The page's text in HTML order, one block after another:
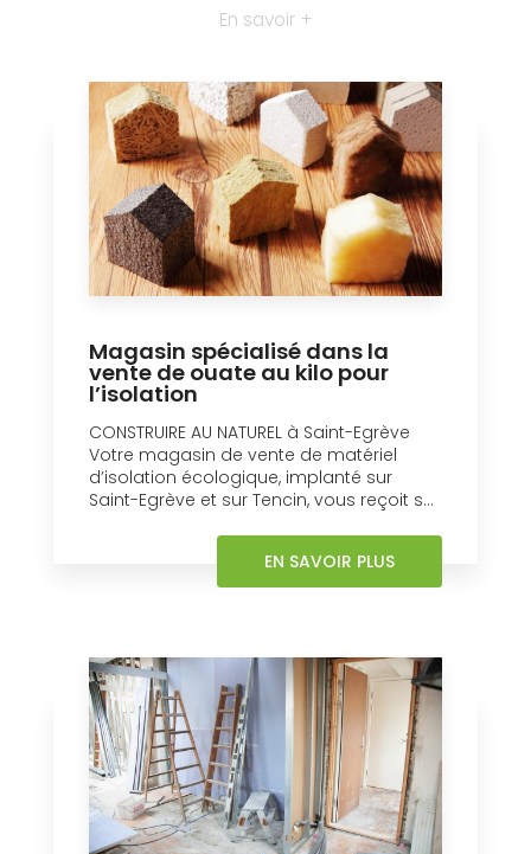
En savoir +
Magasin spécialisé dans la
vente de ouate au kilo pour
l’isolation
CONSTRUIRE AU NATUREL à Saint-Egrève
Votre magasin de vente de matériel
d’isolation écologique, implanté sur
Saint-Egrève et sur Tencin, vous reçoit s...
EN SAVOIR PLUS